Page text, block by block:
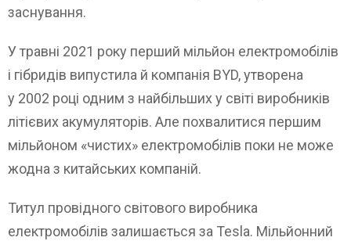
заснування.
У травні 2021 року перший мільйон електромобілів
і гібридів випустила й компанія BYD, утворена
у 2002 році одним з найбільших у світі виробників
літієвих акумуляторів. Але похвалитися першим
мільйоном «чистих» електромобілів поки не може
жодна з китайських компаній.
Титул провідного світового виробника
електромобілів залишається за Tesla. Мільйонний